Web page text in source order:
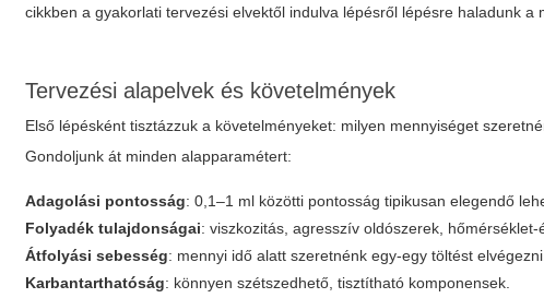
cikkben a gyakorlati tervezési elvektől indulva lépésről lépésre haladunk a
Tervezési alapelvek és követelmények
Első lépésként tisztázzuk a követelményeket: milyen mennyiséget
Gondoljunk át minden alapparamétert:
Adagolási pontosság: 0,1–1 ml közötti pontosság tipikusan elegendő
Folyadék tulajdonságai: viszkozitás, agresszív oldószerek, hőmérséklet-
Átfolyási sebesség: mennyi idő alatt szeretnénk egy-egy töltést elvégezni.
Karbantarthatóság: könnyen szétszedhető, tisztítható komponensek.